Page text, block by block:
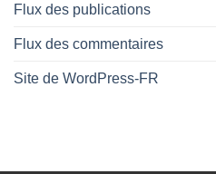
Flux des publications
Flux des commentaires
Site de WordPress-FR